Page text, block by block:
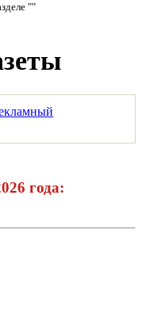
""
года: